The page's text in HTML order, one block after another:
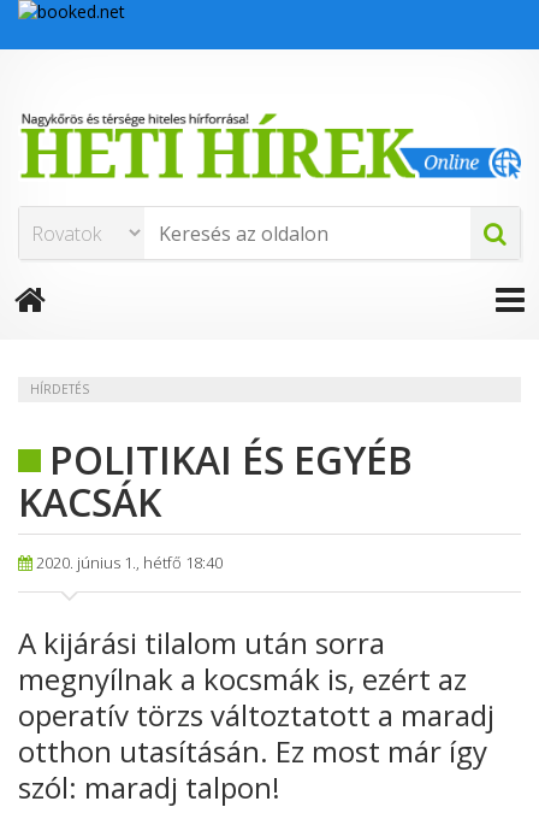
HÍRDETÉS
POLITIKAI ÉS EGYÉB
KACSÁK
2020. június 1., hétfő 18:40
A kijárási tilalom után sorra
megnyílnak a kocsmák is, ezért az
operatív törzs változtatott a maradj
otthon utasításán. Ez most már így
szól: maradj talpon!